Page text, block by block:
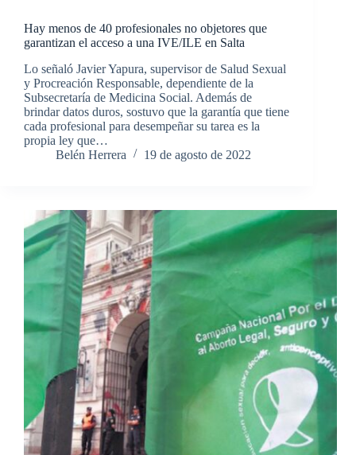
Hay menos de 40 profesionales no objetores que
garantizan el acceso a una IVE/ILE en Salta
Lo señaló Javier Yapura, supervisor de Salud Sexual
y Procreación Responsable, dependiente de la
Subsecretaría de Medicina Social. Además de
brindar datos duros, sostuvo que la garantía que tiene
cada profesional para desempeñar su tarea es la
propia ley que…
Belén Herrera
19 de agosto de 2022